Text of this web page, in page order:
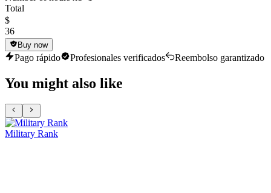
Total
$
36
Buy now
Pago rápido Profesionales verificados Reembolso garantizado
You might also like
Military Rank